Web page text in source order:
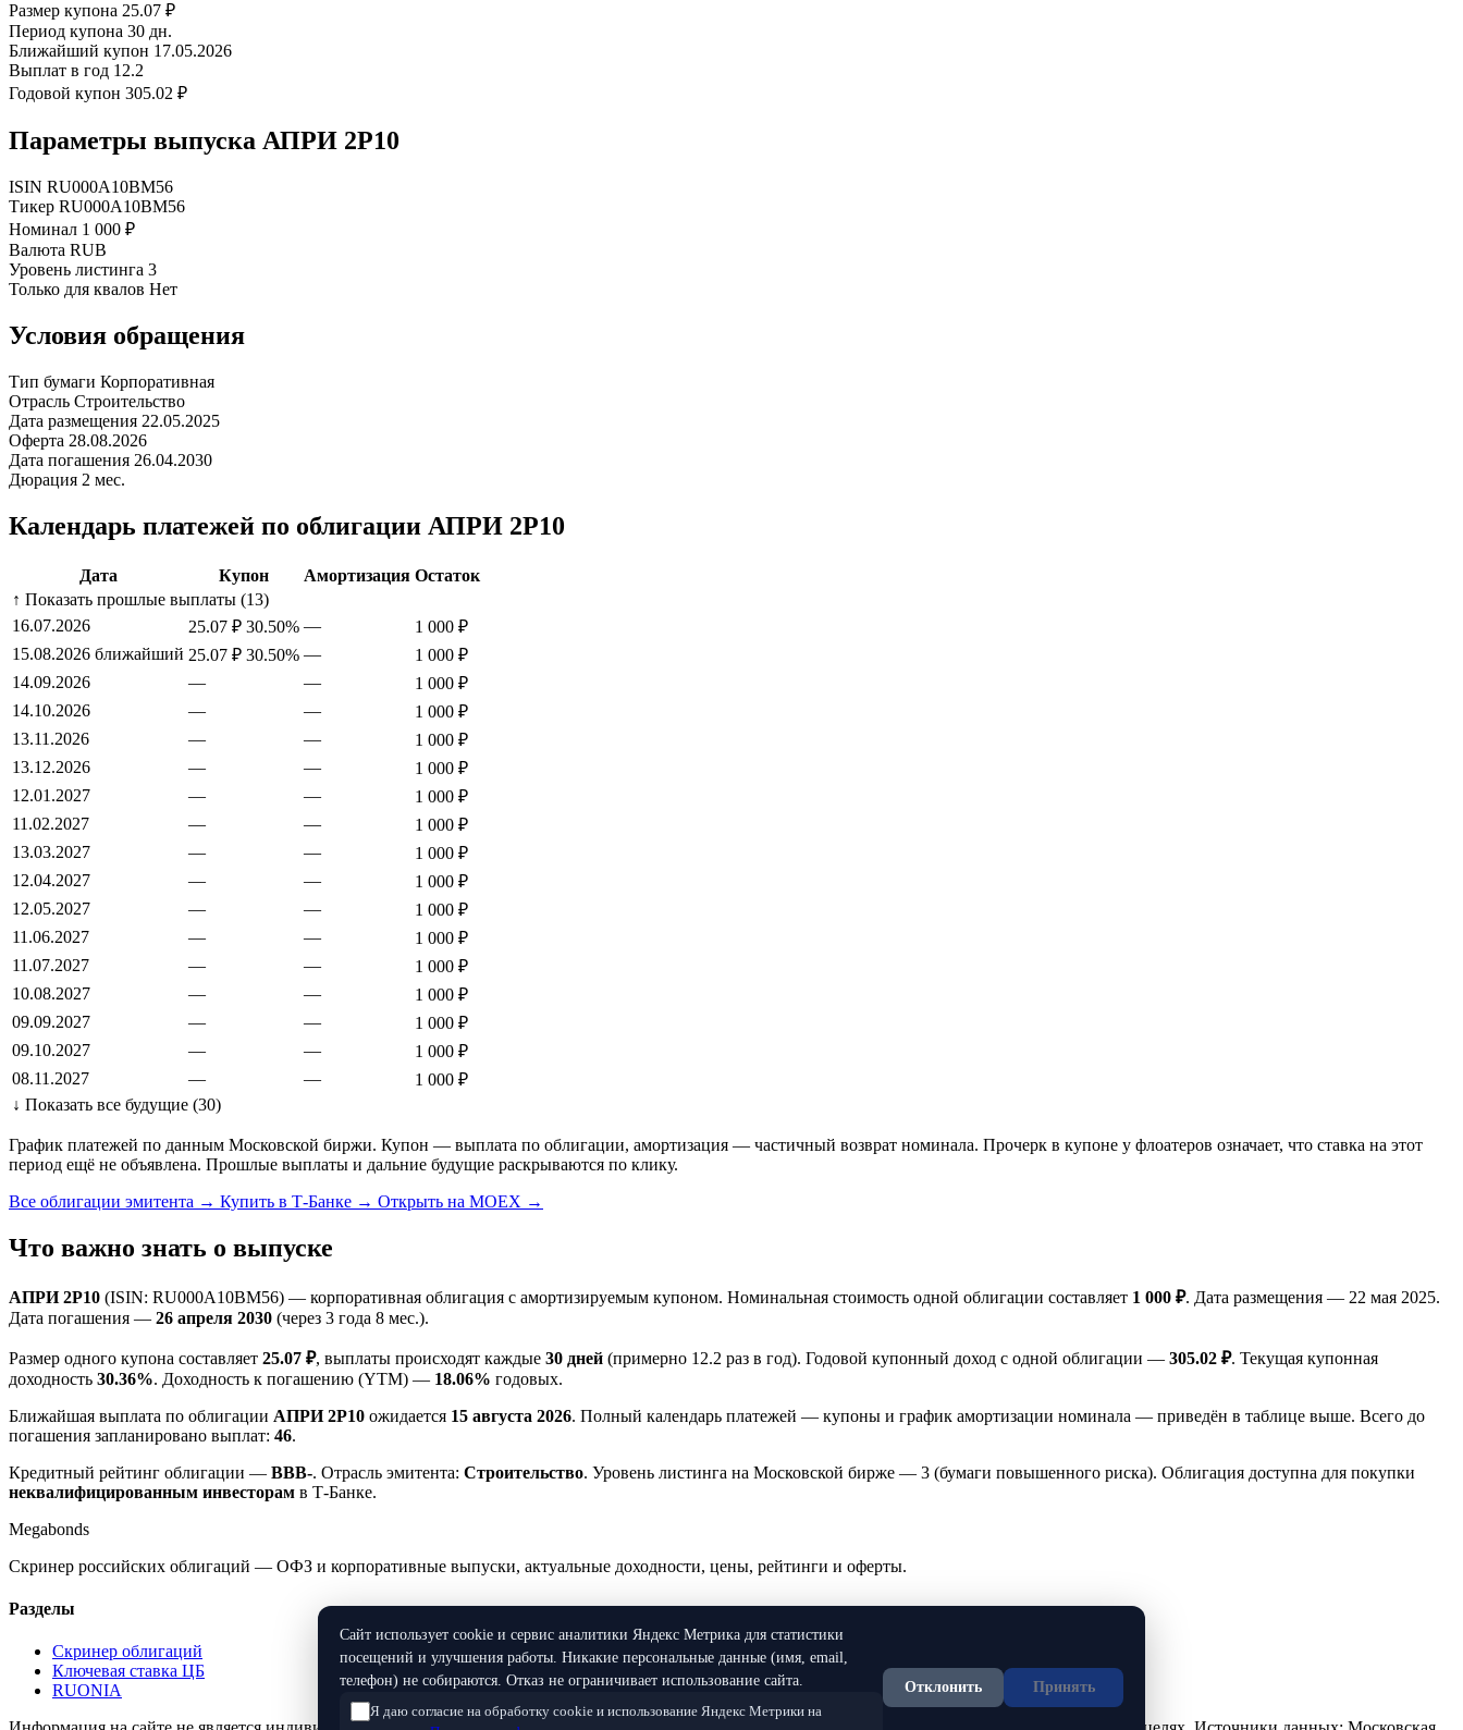
Размер купона 25.07 ₽
Период купона 30 дн.
Ближайший купон 17.05.2026
Выплат в год 12.2
Годовой купон 305.02 ₽
Параметры выпуска АПРИ 2Р10
ISIN RU000A10BM56
Тикер RU000A10BM56
Номинал 1 000 ₽
Валюта RUB
Уровень листинга 3
Только для квалов Нет
Условия обращения
Тип бумаги Корпоративная
Отрасль Строительство
Дата размещения 22.05.2025
Оферта 28.08.2026
Дата погашения 26.04.2030
Дюрация 2 мес.
Календарь платежей по облигации АПРИ 2Р10
Дата Купон Амортизация Остаток
↑ Показать прошлые выплаты (13)
16.07.2026
25.07 ₽ 30.50% —
1 000 ₽
15.08.2026 ближайший 25.07 ₽ 30.50% —
1 000 ₽
14.09.2026
— —
1 000 ₽
14.10.2026
— —
1 000 ₽
13.11.2026
— —
1 000 ₽
13.12.2026
— —
1 000 ₽
12.01.2027
— —
1 000 ₽
11.02.2027
— —
1 000 ₽
13.03.2027
— —
1 000 ₽
12.04.2027
— —
1 000 ₽
12.05.2027
— —
1 000 ₽
11.06.2027
— —
1 000 ₽
11.07.2027
— —
1 000 ₽
10.08.2027
— —
1 000 ₽
09.09.2027
— —
1 000 ₽
09.10.2027
— —
1 000 ₽
08.11.2027
— —
1 000 ₽
↓ Показать все будущие (30)
График платежей по данным Московской биржи. Купон — выплата по облигации, амортизация — частичный возврат номинала. Прочерк в купоне у флоатеров означает, что ставка на этот
период ещё не объявлена. Прошлые выплаты и дальние будущие раскрываются по клику.
Все облигации эмитента → Купить в Т-Банке → Открыть на MOEX →
Что важно знать о выпуске
АПРИ 2Р10 (ISIN: RU000A10BM56) — корпоративная облигация с амортизируемым купоном. Номинальная стоимость одной облигации составляет 1 000 ₽. Дата размещения — 22 мая 2025.
Дата погашения — 26 апреля 2030 (через 3 года 8 мес.).
Размер одного купона составляет 25.07 ₽, выплаты происходят каждые 30 дней (примерно 12.2 раз в год). Годовой купонный доход с одной облигации — 305.02 ₽. Текущая купонная
доходность 30.36%. Доходность к погашению (YTM) — 18.06% годовых.
Ближайшая выплата по облигации АПРИ 2Р10 ожидается 15 августа 2026. Полный календарь платежей — купоны и график амортизации номинала — приведён в таблице выше. Всего до
погашения запланировано выплат: 46.
Кредитный рейтинг облигации — BBB-. Отрасль эмитента: Строительство. Уровень листинга на Московской бирже — 3 (бумаги повышенного риска). Облигация доступна для покупки
неквалифицированным инвесторам в Т-Банке.
Megabonds
Скринер российских облигаций — ОФЗ и корпоративные выпуски, актуальные доходности, цены, рейтинги и оферты.
Разделы
Скринер облигаций
Ключевая ставка ЦБ
RUONIA
Сайт использует cookie и сервис аналитики Яндекс Метрика для статистики
посещений и улучшения работы. Никакие персональные данные (имя, email,
телефон) не собираются. Отказ не ограничивает использование сайта.
Я даю согласие на обработку cookie и использование Яндекс Метрики на
Отклонить Принять